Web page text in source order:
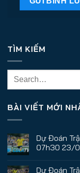
TÌM KIẾM
BÀI VIẾT MỚI
Dự Đoán
07h30 23/
Dự Đoán